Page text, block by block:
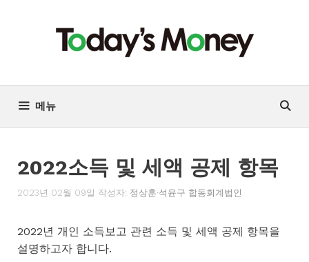
기
메뉴
2022소득 및 세액 공제 항목
2023년 02월 09일 작성자: 정상훈·석윤구 합동회계법인
2022년 개인 소득보고 관련 소득 및 세액 공제 항목을
설명하고자 합니다.